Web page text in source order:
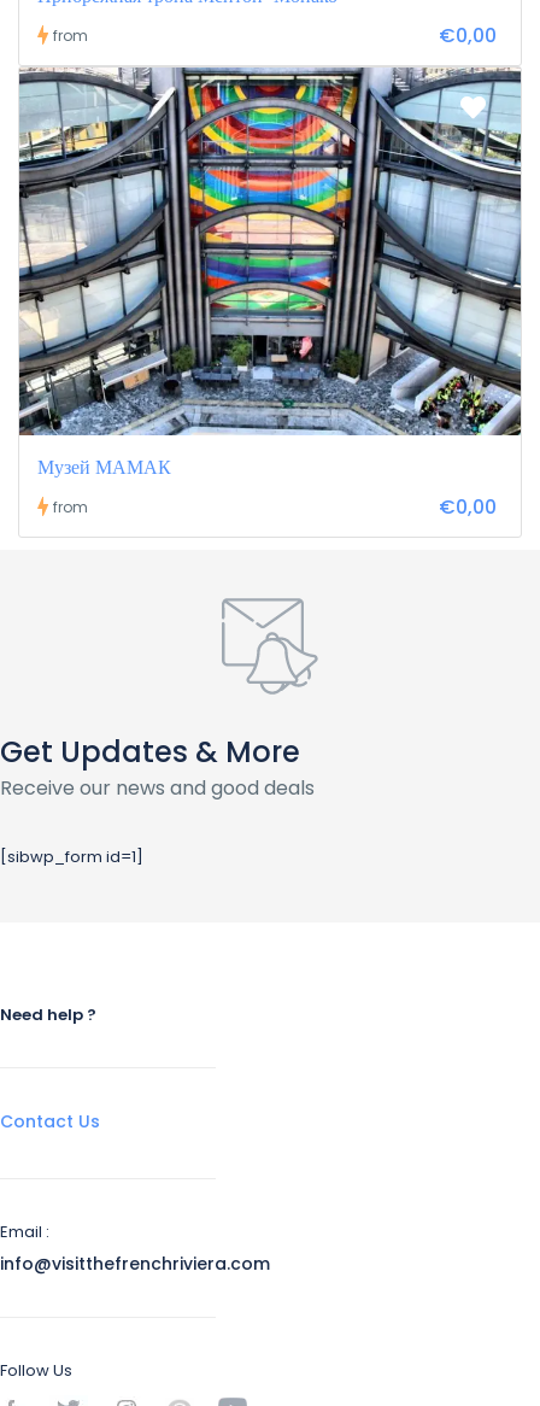
from €0,00
Музей МАМАК
from €0,00
Get Updates & More
Receive our news and good deals
[sibwp_form id=1]
Need help ?
Contact Us
Email :
info@visitthefrenchriviera.com
Follow Us